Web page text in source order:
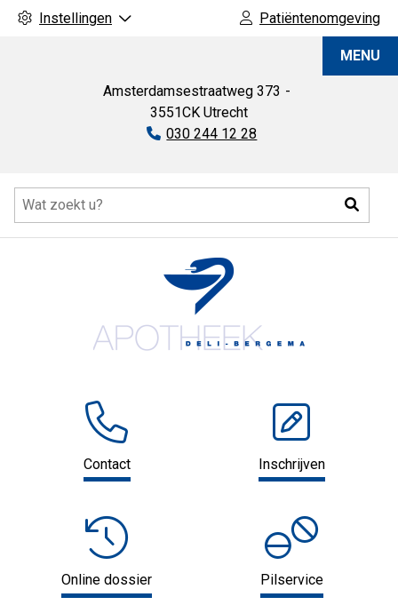
Instellingen Patiëntenomgeving
Amsterdamsestraatweg 373
3551CK Utrecht
Tel:
030 244 12 28
MENU
Contact Inschrijven
Online dossier Pilservice